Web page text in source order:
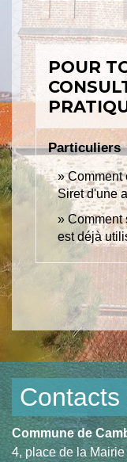
POUR
Particuliers
Comment
Siret d'une
Comment
est déjà
Contacts
Commune de
4, place de la Mairie